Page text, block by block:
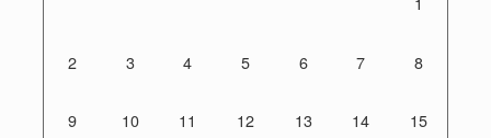
2 3 4 5 6 7 8
9 10 11 12 13 14 15